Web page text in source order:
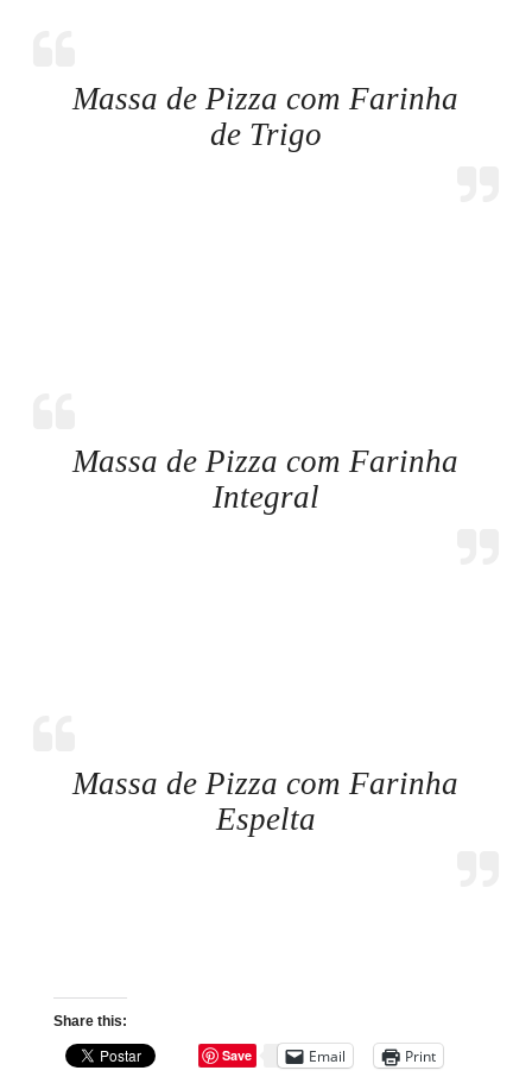
Massa de Pizza com Farinha
de Trigo
Massa de Pizza com Farinha
Integral
Massa de Pizza com Farinha
Espelta
Share this:
6
Save Email Print